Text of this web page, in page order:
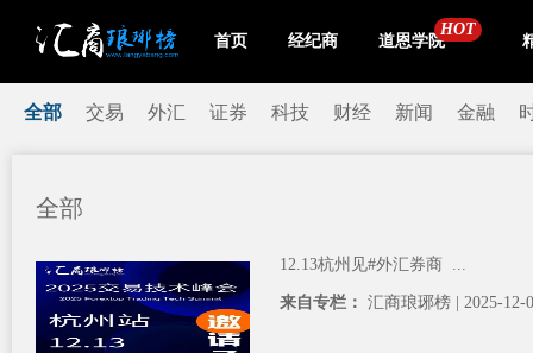
首页 经纪商 道恩学院
HOT
全部 交易 外汇 证券 科技 财经 新闻 金融
全部
12.13杭州见#外汇券商 ...
来自专栏： 汇商琅琊榜 | 2025-12-